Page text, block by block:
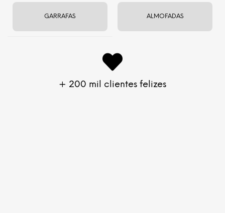
ESGOTADO ESGOTADO
GARRAFAS ALMOFADAS
+ 200 mil clientes felizes